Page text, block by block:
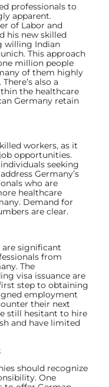
professionals to
apparent.
of Labor and
his new skilled
willing Indian
This approach
million people
of them highly
also a
the healthcare
Germany retain
workers, as it
opportunities.
seeking
Germany’s
who are
healthcare
Demand for
are clear.
significant
from
The
visa issuance are
step to obtaining
employment
their next
still hesitant to hire
and have limited
should recognize
One